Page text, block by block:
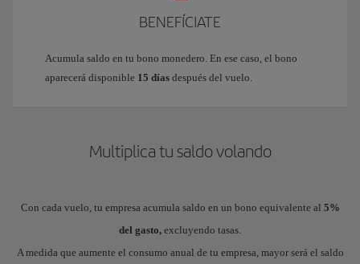
BENEFÍCIATE
Acumula saldo en tu bono monedero. En ese caso, el bono
aparecerá disponible 15 días después del vuelo.
Multiplica tu saldo volando
Con cada vuelo, tu empresa acumula saldo en un bono equivalente al 5%
del gasto, excluyendo tasas.
A medida que aumente el consumo anual de tu empresa, mayor será el saldo